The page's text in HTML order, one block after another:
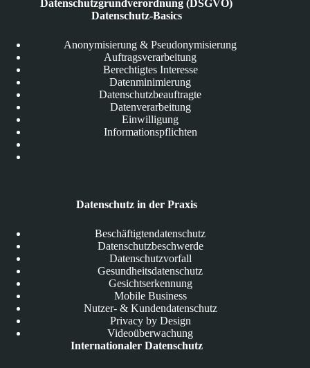
Datenschutzgrundverordnung (DSGVO)
Datenschutz-Basics
Anonymisierung & Pseudonymisierung
Auftragsverarbeitung
Berechtigtes Interesse
Datenminimierung
Datenschutzbeauftragte
Datenverarbeitung
Einwilligung
Informationspflichten
Datenschutz in der Praxis
Beschäftigtendatenschutz
Datenschutzbeschwerde
Datenschutzvorfall
Gesundheitsdatenschutz
Gesichtserkennung
Mobile Business
Nutzer- & Kundendatenschutz
Privacy by Design
Videoüberwachung
Internationaler Datenschutz